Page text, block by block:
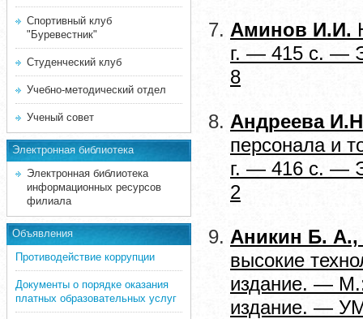
Спортивный клуб
"Буревестник"
Студенческий клуб
Учебно-методический отдел
Ученый совет
Электронная библиотека
Электронная библиотека
информационных ресурсов
филиала
Объявления
Противодействие коррупции
Документы о порядке оказания
платных образовательных услуг
Аминов И.И.
г. — 415 с. —
8
Андреева
персонала и
г. — 416 с. —
2
Аникин Б.
высокие
издание. —
издание. —